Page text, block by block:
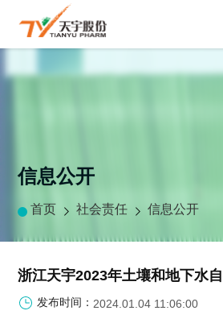
信息公开
首页 社会责任 信息公开
浙江天宇2023年土壤和地下水
发布时间： 2024.01.04 11:06:00